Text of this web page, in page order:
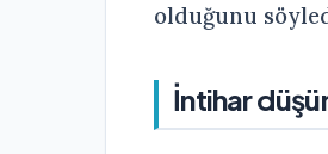
olduğunu
İntihar